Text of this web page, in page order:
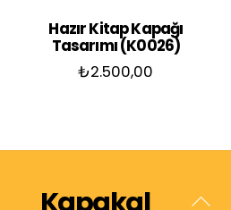
Hazır Kitap Kapağı
Tasarımı (K0026)
₺2.500,00
Back